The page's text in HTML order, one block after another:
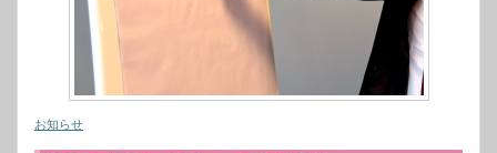
お知らせ